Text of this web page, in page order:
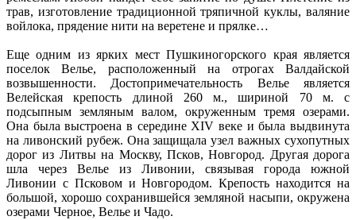
трав, изготовление традиционной тряпичной куклы, валяние
войлока, прядение нити на веретене и прялке…
Еще одним из ярких местПушкиногорского края является
поселок Велье, расположенный на отрогах Валдайской
возвышенности. Достопримечательность Велье является
Велейская крепость длиной 260 м., шириной 70 м. с
подсыпным земляным валом, окруженным тремя озерами.
Она была выстроена в середине ХIV веке и была выдвинута
на ливонский рубеж. Она защищала узел важных сухопутных
дорог из Литвы на Москву, Псков, Новгород. Другая дорога
шла через Велье из Ливонии, связывая города южной
Ливонии с Псковом и Новгородом. Крепость находится на
большой, хорошо сохранившейся земляной насыпи, окружена
озерами Черное, Велье и Чадо.